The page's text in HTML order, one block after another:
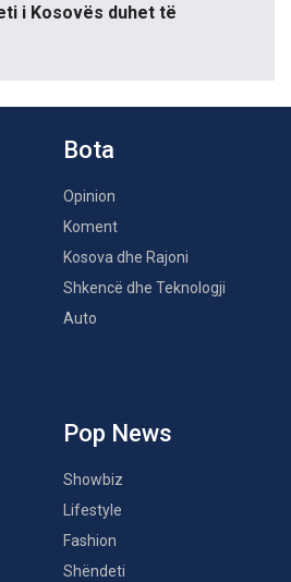
i Kosovës duhet të
Bota
Opinion
Koment
Kosova dhe Rajoni
Shkencë dhe Teknologji
Auto
Pop News
Showbiz
Lifestyle
Fashion
Shëndeti